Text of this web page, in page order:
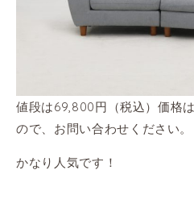
値段は69,800円（税込）価格
ので、お問い合わせください。
かなり人気です！